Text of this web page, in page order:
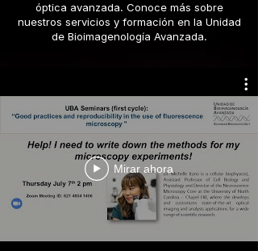
óptica avanzada. Conoce más sobre
nuestros servicios y formación en la Unidad
de Bioimagenología Avanzada.
Mirar ahora